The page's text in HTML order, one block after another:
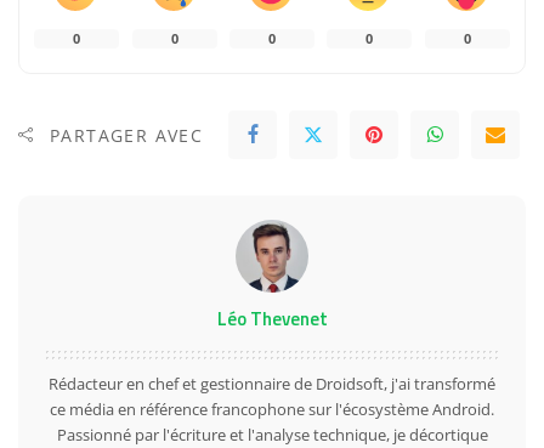
0 0 0 0 0
PARTAGER AVEC
Léo Thevenet
Rédacteur en chef et gestionnaire de Droidsoft, j'ai transformé
ce média en référence francophone sur l'écosystème Android.
Passionné par l'écriture et l'analyse technique, je décortique